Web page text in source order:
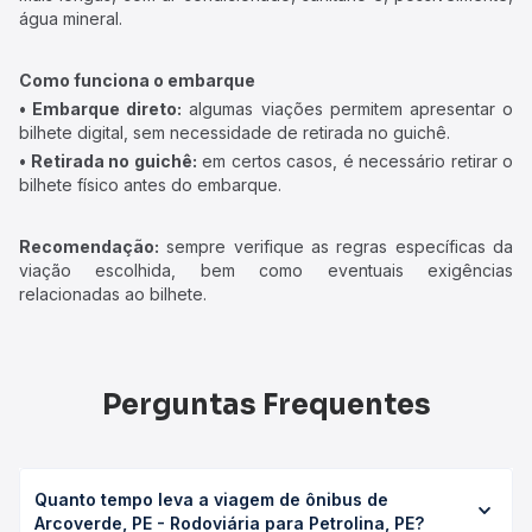
água mineral.
Como funciona o embarque
• Embarque direto: algumas viações permitem apresentar o
bilhete digital, sem necessidade de retirada no guichê.
• Retirada no guichê: em certos casos, é necessário retirar o
bilhete físico antes do embarque.
Recomendação: sempre verifique as regras específicas da
viação escolhida, bem como eventuais exigências
relacionadas ao bilhete.
Perguntas Frequentes
Quanto tempo leva a viagem de ônibus de
Arcoverde, PE - Rodoviária para Petrolina, PE?